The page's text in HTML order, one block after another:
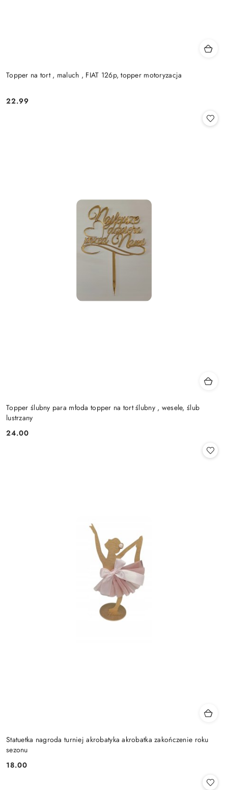
Topper na tort , maluch , FIAT 126p, topper motoryzacja
Cena:
22.99
Topper ślubny para młoda topper na tort ślubny , wesele, ślub
lustrzany
Cena:
24.00
Statuetka nagroda turniej akrobatyka akrobatka zakończenie roku
sezonu
Cena:
18.00